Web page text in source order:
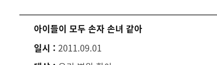
아이들이 모두 손자 손녀 같아
일시 : 2011.09.01